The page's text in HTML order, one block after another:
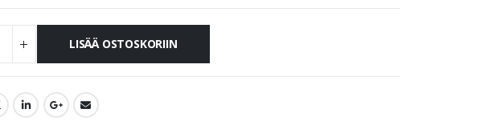
LISÄÄ OSTOSKORIIN